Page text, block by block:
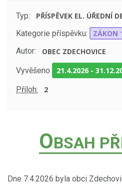
Typ:
PŘÍSPĚVEK EL. ÚŘEDNÍ
Kategorie příspěvku:
ZÁKON
Autor:
OBEC ZDECHOVICE
Vyvěšeno 21.4.2026 -
Příloh: 2
OBSAH
Dne 7.4.2026 byla obci